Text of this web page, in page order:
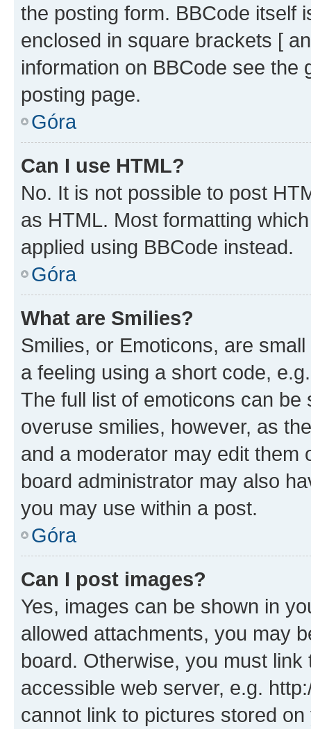
the posting form. BBCode itself
enclosed in square brackets [
information on BBCode see
posting page.
Góra
Can I use HTML?
No. It is not possible to post
as HTML. Most formatting
applied using BBCode instead.
Góra
What are Smilies?
Smilies, or Emoticons, are
a feeling using a short code,
The full list of emoticons can
overuse smilies, however, as
and a moderator may edit them
board administrator may also
you may use within a post.
Góra
Can I post images?
Yes, images can be shown in
allowed attachments, you may
board. Otherwise, you must
accessible web server, e.g.
cannot link to pictures stored